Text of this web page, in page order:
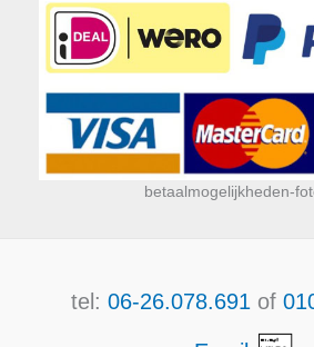
betaalmogelijkheden-
tel: 06-26.078.691 of